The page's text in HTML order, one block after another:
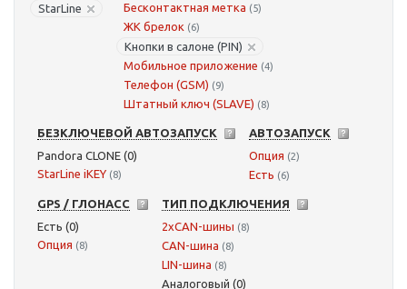
StarLine Бесконтактная метка (5)
ЖК брелок (6)
Кнопки в салоне (PIN)
Мобильное приложение (4)
Телефон (GSM) (9)
Штатный ключ (SLAVE) (8)
БЕЗКЛЮЧЕВОЙ АВТОЗАПУСК
Pandora CLONE (0)
StarLine iKEY (8)
АВТОЗАПУСК
Опция (2)
Есть (6)
GPS / ГЛОНАСС
Есть (0)
Опция (8)
ТИП ПОДКЛЮЧЕНИЯ
2xCAN-шины (8)
CAN-шина (8)
LIN-шина (8)
Аналоговый (0)